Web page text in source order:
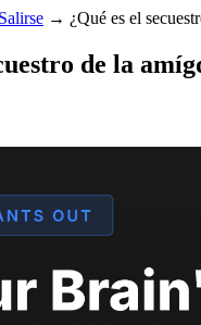
→ ¿Qué es el
de la